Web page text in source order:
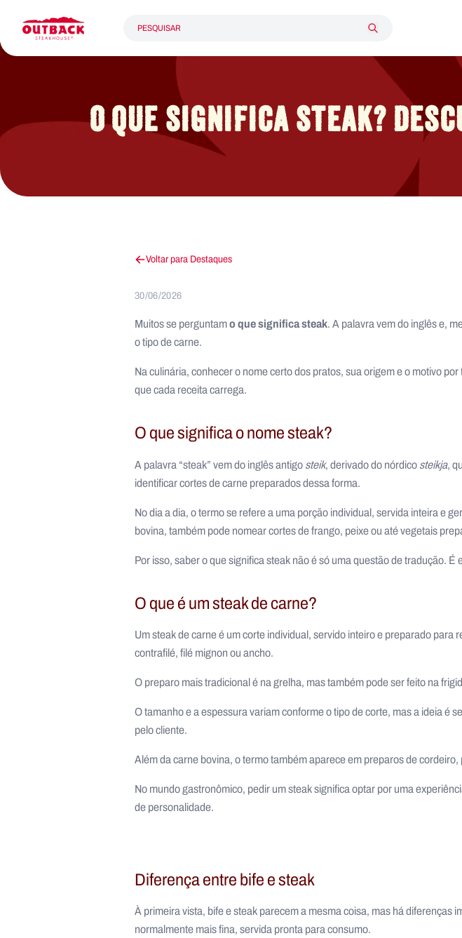
O QUE SIGNIFICA STEAK?
Voltar para Destaques
30/06/2026
Muitos se perguntamo que significa steak. A palavra vem do inglês e,
o tipo de carne.
Na culinária, conhecer o nome certo dos pratos, sua origem e o motivo
que cada receita carrega.
O que significa o nome steak?
A palavra “steak” vem do inglês antigosteik, derivado do nórdicosteikja,
identificar cortes de carne preparados dessa forma.
No dia a dia, o termo se refere a uma porção individual, servida inteira e
bovina, também pode nomear cortes de frango, peixe ou até vegetais
Por isso, saber o que significa steak não é só uma questão de tradução.
O que é um steak de carne?
Um steak de carne é um corte individual, servido inteiro e preparado
contrafilé, filé mignon ou ancho.
O preparo mais tradicional é na grelha, mas também pode ser feito na
O tamanho e a espessura variam conforme o tipo de corte, mas a ideia é
pelo cliente.
Além da carne bovina, o termo também aparece em preparos de
No mundo gastronômico, pedir um steak significa optar por uma
de personalidade.
Diferença entre bife e steak
À primeira vista, bife e steak parecem a mesma coisa, mas há diferenças
normalmente mais fina, servida pronta para consumo.